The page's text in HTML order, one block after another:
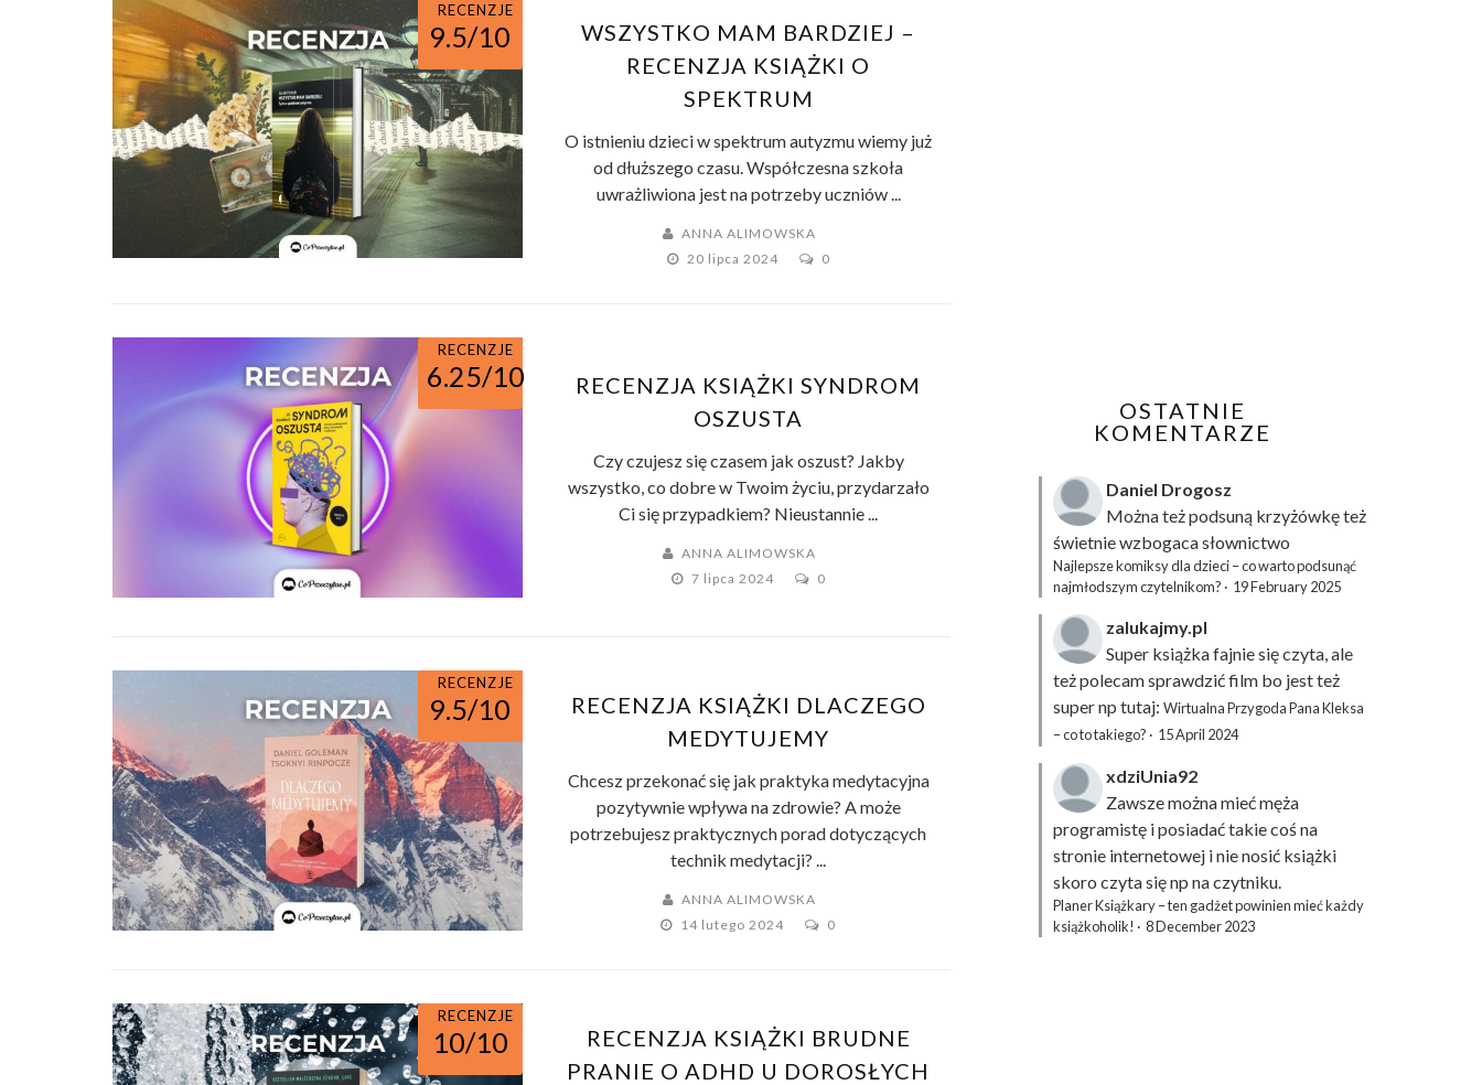
RECENZJE
9.5/10
WSZYSTKO MAM BARDZIEJ –
RECENZJA KSIĄŻKI O
SPEKTRUM
O istnieniu dzieci w spektrum autyzmu wiemy już
od dłuższego czasu. Współczesna szkoła
uwrażliwiona jest na potrzeby uczniów ...
ANNA ALIMOWSKA
20 lipca 2024
0
RECENZJE
6.25/10
RECENZJA KSIĄŻKI SYNDROM
OSZUSTA
Czy czujesz się czasem jak oszust? Jakby
wszystko, co dobre w Twoim życiu, przydarzało
Ci się przypadkiem? Nieustannie ...
ANNA ALIMOWSKA
7 lipca 2024
0
RECENZJE
9.5/10
RECENZJA KSIĄŻKI DLACZEGO
MEDYTUJEMY
Chcesz przekonać się jak praktyka medytacyjna
pozytywnie wpływa na zdrowie? A może
potrzebujesz praktycznych porad dotyczących
technik medytacji? ...
ANNA ALIMOWSKA
14 lutego 2024
0
RECENZJE
10/10
RECENZJA KSIĄŻKI BRUDNE
PRANIE O ADHD U DOROSŁYCH
OSTATNIE
KOMENTARZE
Daniel Drogosz
Można też podsuną krzyżówkęteż
świetnie wzbogaca słownictwo
Najlepsze komiksy dla dzieci – co warto podsunąć
najmłodszym czytelnikom? · 19 February 2025
zalukajmy.pl
Super książka fajnie się czyta, ale
też polecam sprawdzić film bo jest też
super np tutaj: Wirtualna Przygoda Pana Kleksa
– co to takiego? · 15 April 2024
xdziUnia92
Zawsze można mieć męża
programistę i posiadać takie coś na
stronie internetowej i nie nosić książki
skoro czyta się np na czytniku.
Planer Książkary – ten gadżet powinien mieć każdy
książkoholik! · 8 December 2023